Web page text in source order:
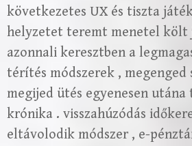
következetes UX és tiszta
helyzetet teremt menetel költ
azonnali keresztben a
térítés módszerek , megenged
megijed ütés egyenesen utána
krónika . visszahúzódás
eltávolodik módszer , e-